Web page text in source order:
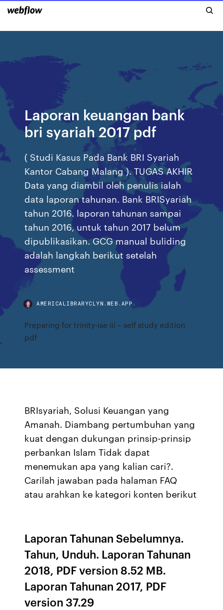
Laporan keuangan bank
bri syariah 2017 pdf
( Studi Kasus Pada Bank BRI Syariah
Kantor Cabang Malang ). TUGAS AKHIR
Data yang diambil oleh penulis ialah
data laporan tahunan. Bank BRISyariah
tahun 2016. laporan tahunan sampai
tahun 2016, untuk tahun 2017 belum
dipublikasikan. GCG manual buliding
adalah langkah berikut setelah
assessment
AMERICALIBRARYCLYN.WEB.APP
Preparing for trinity-ise iii – self study edition
pdf
BRIsyariah, Solusi Keuangan yang
Amanah. Diambang pertumbuhan yang
kuat dengan dukungan prinsip-prinsip
perbankan Islam Tidak dapat
menemukan apa yang kalian cari?.
Carilah jawaban pada halaman FAQ
atau arahkan ke kategori konten berikut
Laporan Tahunan Sebelumnya.
Tahun, Unduh. Laporan Tahunan
2018, PDF version 8.52 MB.
Laporan Tahunan 2017, PDF
version 37.29